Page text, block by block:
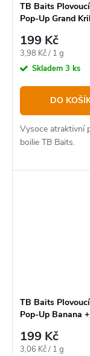
TB Baits
Pop-Up Grand
199 Kč
Měrná
cena:
3,98 Kč / 1 g
Skladem 3 ks
DO
Vysoce atraktivní
boilie TB Baits.
TB Baits
Pop-Up Banana
199 Kč
Měrná
3,06 Kč / 1 g